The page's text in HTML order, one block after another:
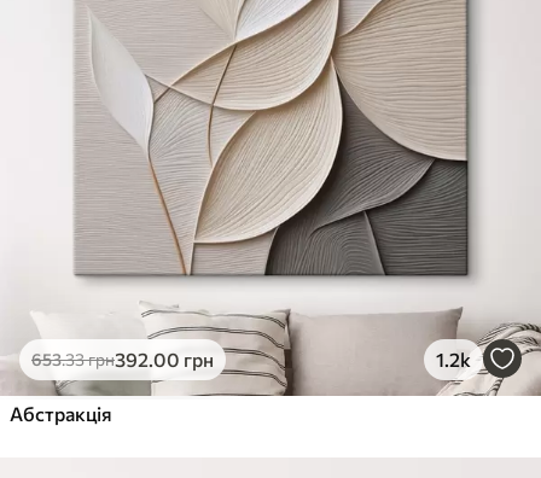
653.33грн392.00 грн 1.2k
Абстракція